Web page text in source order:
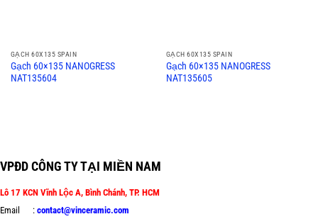
GẠCH 60X135 SPAIN
Gạch 60×135 NANOGRESS
NAT135604
GẠCH 60X135 SPAIN
Gạch 60×135 NANOGRESS
NAT135605
VPĐD CÔNG TY TẠI MIỀN NAM
Lô 17 KCN Vĩnh Lộc A, Bình Chánh, TP. HCM
Email : contact@vinceramic.com